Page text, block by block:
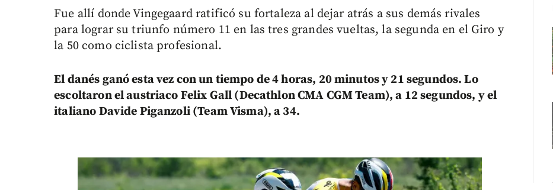
Fue allí donde Vingegaard ratificó su fortaleza al dejar atrás a sus demás rivales
para lograr su triunfo número 11 en las tres grandes vueltas, la segunda en el Giro y
la 50 como ciclista profesional.
El danés ganó esta vez con un tiempo de 4 horas, 20 minutos y 21 segundos. Lo
escoltaron el austriaco Felix Gall (Decathlon CMA CGM Team), a 12 segundos, y el
italiano Davide Piganzoli (Team Visma), a 34.